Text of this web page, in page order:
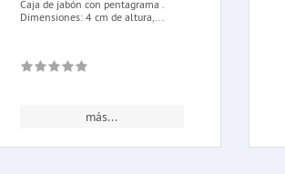
Caja de jabón con pentagrama .
Dimensiones: 4 cm de altura,...
más...